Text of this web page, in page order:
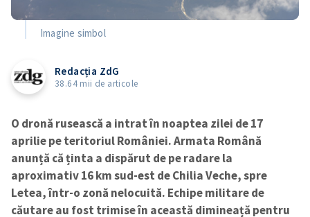
Imagine simbol
Redacția ZdG
38.64 mii de articole
O dronă rusească a intrat în noaptea zilei de 17
aprilie pe teritoriul României. Armata Română
anunță că ținta a dispărut de pe radare la
aproximativ 16 km sud-est de Chilia Veche, spre
Letea, într-o zonă nelocuită. Echipe militare de
căutare au fost trimise în această dimineață pentru